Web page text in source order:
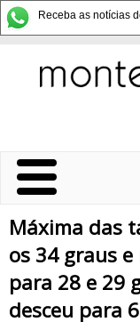
Receba as notícias
Máxima das
os 34 graus
para 28 e 29
desceu para